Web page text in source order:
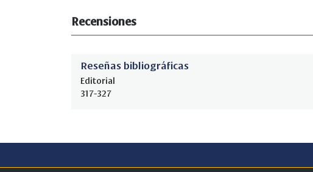
Recensiones
Reseñas bibliográficas
Editorial
317-327